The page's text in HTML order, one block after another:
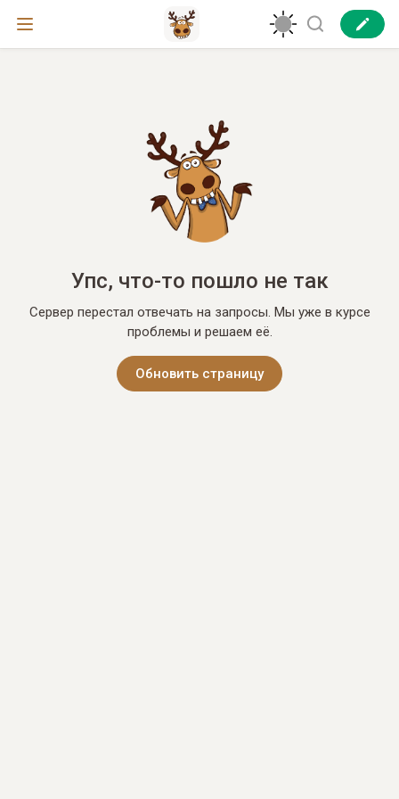
Упс, что-то пошло не так
Сервер перестал отвечать на запросы. Мы уже в курсе
проблемы и решаем её.
Обновить страницу